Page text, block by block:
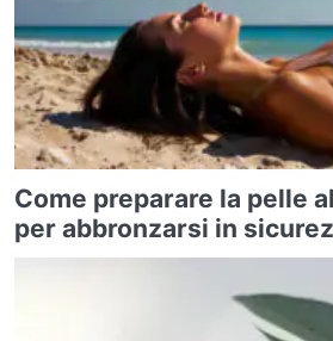
Come preparare la pelle
per abbronzarsi in